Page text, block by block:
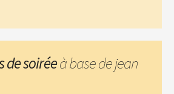
de soiréeà base de jean